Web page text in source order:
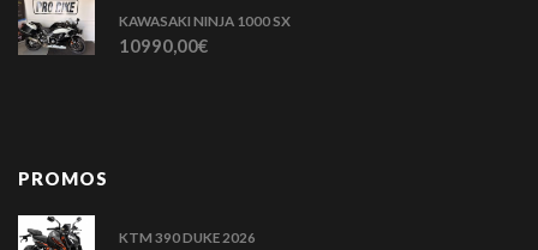
KAWASAKI NINJA 1000 SX
10990,00€
PROMOS
KTM 390 DUKE 2026